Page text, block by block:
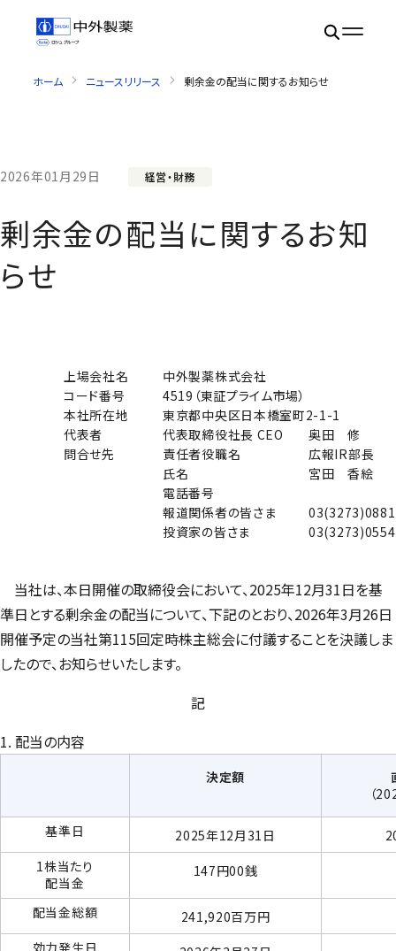
ホーム ニュースリリース 剰余金の配当に関するお知らせ
2026年01月29日 経営・財務
剰余金の配当に関するお知
らせ
上場会社名
中外製薬株式会社
コード番号
4519（東証プライム市場）
本社所在地
東京都中央区日本橋室町2-1-1
代表者
代表取締役社長 CEO
奥田 修
問合せ先
責任者役職名
広報IR部長
氏名
宮田 香絵
電話番号
報道関係者の皆さま
03(3273)0881
投資家の皆さま
03(3273)0554
当社は、本日開催の取締役会において、2025年12月31日を基
準日とする剰余金の配当について、下記のとおり、2026年3月26日
開催予定の当社第115回定時株主総会に付議することを決議しま
したので、お知らせいたします。
記
1. 配当の内容
決定額
（
基準日 2025年12月31日
1株当たり
配当金
147円00銭
配当金総額
241,920百万円
効力発生日